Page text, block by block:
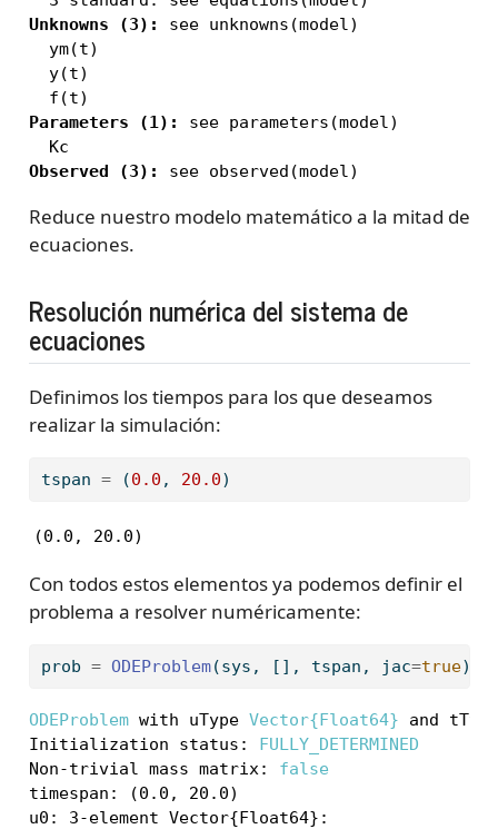
Unknowns (3):
see unknowns(model)
  ym(t)
  y(t)
Parameters (1):
see parameters(model)
Observed (3):
see observed(model)
Reduce nuestro modelo matemático a la mitad de
ecuaciones.
Resolución numérica del sistema de
ecuaciones
Definimos los tiempos para los que deseamos
realizar la simulación:
tspan = (0.0 , 20.0)
(0.0, 20.0)
Con todos estos elementos ya podemos definir el
problema a resolver numéricamente:
prob = ODEProblem(sys, [], tspan, jac=true)
ODEProblem with uType Vector{Float64} and
Initialization status: FULLY_DETERMINED
Non-trivial mass matrix: false
timespan: (0.0, 20.0)
u0: 3-element Vector{Float64}: